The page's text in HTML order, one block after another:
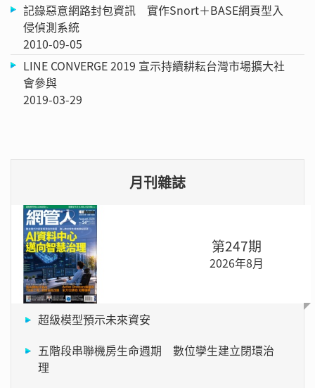
記錄惡意網路封包資訊 實作Snort＋BASE網頁型入
侵偵測系統
2010-09-05
LINE CONVERGE 2019 宣示持續耕耘台灣市場擴大社
會參與
2019-03-29
月刊雜誌
第247期
2026年8月
超級模型預示未來資安
五階段串聯機房生命週期 數位孿生建立閉環治
理